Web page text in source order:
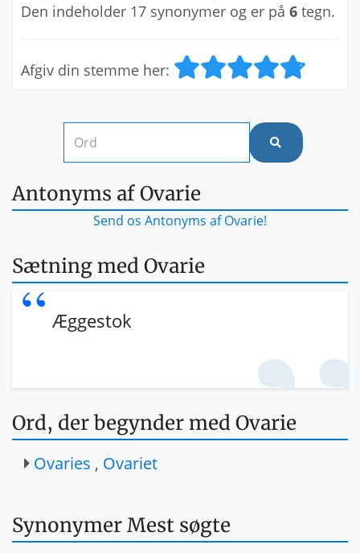
Den indeholder 17 synonymer og er på 6 tegn.
Afgiv din stemme her:
Antonyms af Ovarie
Send os Antonyms af Ovarie!
Sætning med Ovarie
Æggestok
Ord, der begynder med Ovarie
Ovaries , Ovariet
Synonymer Mest søgte